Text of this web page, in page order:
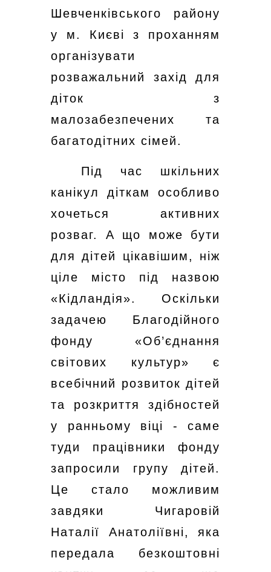
Шевченківського району
у м. Києві з проханням
організувати
розважальний захід для
діток з
малозабезпечених та
багатодітних сімей.
Під час шкільних
канікул діткам особливо
хочеться активних
розваг. А що може бути
для дітей цікавішим, ніж
ціле місто під назвою
«Кідландія». Оскільки
задачею Благодійного
фонду «Об’єднання
світових культур» є
всебічний розвиток дітей
та розкриття здібностей
у ранньому віці - саме
туди працівники фонду
запросили групу дітей.
Це стало можливим
завдяки Чигаровій
Наталії Анатоліївні, яка
передала безкоштовні